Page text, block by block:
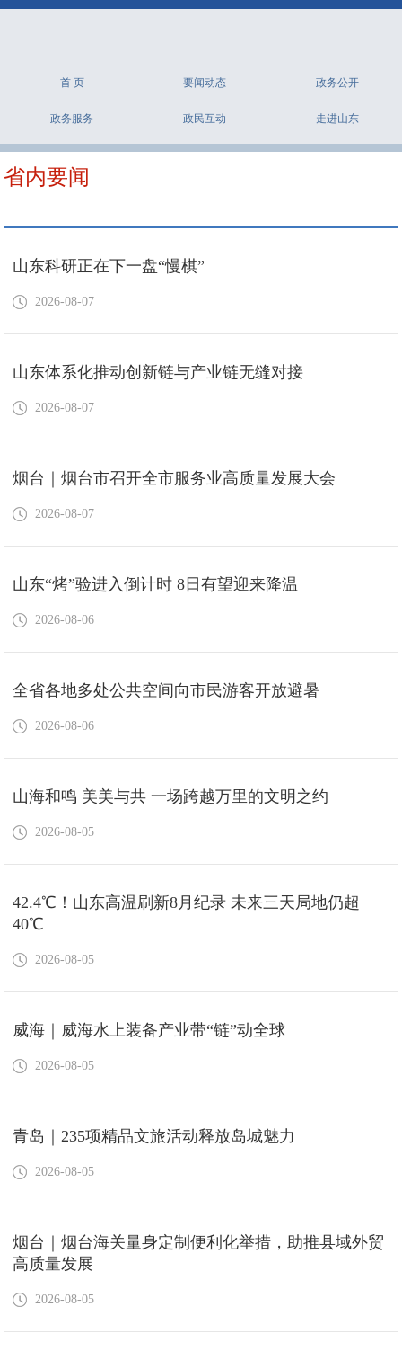
首 页 要闻动态 政务公开
政务服务 政民互动 走进山东
省内要闻
山东科研正在下一盘“慢棋”
2026-08-07
山东体系化推动创新链与产业链无缝对接
2026-08-07
烟台｜烟台市召开全市服务业高质量发展大会
2026-08-07
山东“烤”验进入倒计时 8日有望迎来降温
2026-08-06
全省各地多处公共空间向市民游客开放避暑
2026-08-06
山海和鸣 美美与共 一场跨越万里的文明之约
2026-08-05
42.4℃！山东高温刷新8月纪录 未来三天局地仍超
40℃
2026-08-05
威海｜威海水上装备产业带“链”动全球
2026-08-05
青岛｜235项精品文旅活动释放岛城魅力
2026-08-05
烟台｜烟台海关量身定制便利化举措，助推县域外贸
高质量发展
2026-08-05